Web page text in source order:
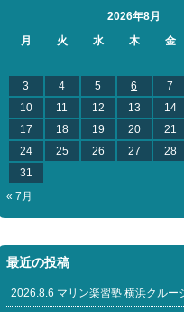
2026年8月
月
火 水 木 金
3
4 5 6 7
10
11 12 13 14
17
18 19 20 21
24
25 26 27 28
31
« 7月
最近の投稿
2026.8.6 マリン楽習塾 横浜クルー